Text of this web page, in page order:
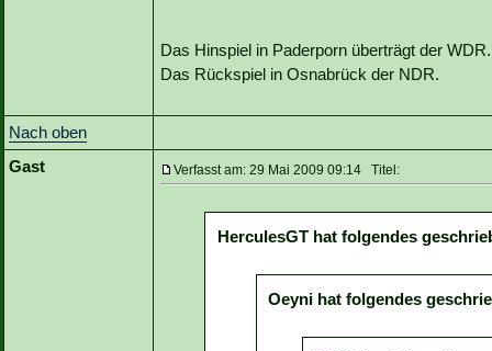
Das Hinspiel in Paderporn überträgt der WDR.
Das Rückspiel in Osnabrück der NDR.
Nach oben
Gast
Verfasst am: 29 Mai 2009 09:14 Titel:
HerculesGT hat folgendes
Oeyni hat folgendes